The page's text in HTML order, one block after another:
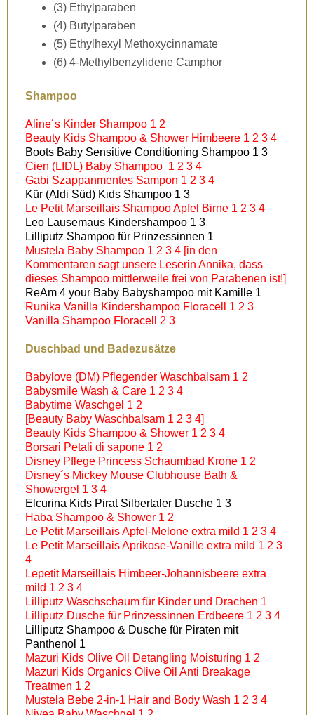
(3) Ethylparaben
(4) Butylparaben
(5) Ethylhexyl Methoxycinnamate
(6) 4-Methylbenzylidene Camphor
Shampoo
Aline´s Kinder Shampoo 1 2
Beauty Kids Shampoo & Shower Himbeere 1 2 3 4
Boots Baby Sensitive Conditioning Shampoo 1 3
Cien (LIDL) Baby Shampoo 1 2 3 4
Gabi Szappanmentes Sampon 1 2 3 4
Kür (Aldi Süd) Kids Shampoo 1 3
Le Petit Marseillais Shampoo Apfel Birne 1 2 3 4
Leo Lausemaus Kindershampoo 1 3
Lilliputz Shampoo für Prinzessinnen 1
Mustela Baby Shampoo 1 2 3 4 [in den
Kommentaren sagt unsere Leserin Annika, dass
dieses Shampoo mittlerweile frei von Parabenen ist!]
ReAm 4 your Baby Babyshampoo mit Kamille 1
Runika Vanilla Kindershampoo Floracell 1 2 3
Vanilla Shampoo Floracell 2 3
Duschbad und Badezusätze
Babylove (DM) Pflegender Waschbalsam 1 2
Babysmile Wash & Care 1 2 3 4
Babytime Waschgel 1 2
[Beauty Baby Waschbalsam 1 2 3 4]
Beauty Kids Shampoo & Shower 1 2 3 4
Borsari Petali di sapone 1 2
Disney Pflege Princess Schaumbad Krone 1 2
Disney´s Mickey Mouse Clubhouse Bath &
Showergel 1 3 4
Elcurina Kids Pirat Silbertaler Dusche 1 3
Haba Shampoo & Shower 1 2
Le Petit Marseillais Apfel-Melone extra mild 1 2 3 4
Le Petit Marseillais Aprikose-Vanille extra mild 1 2 3
4
Lepetit Marseillais Himbeer-Johannisbeere extra
mild 1 2 3 4
Lilliputz Waschschaum für Kinder und Drachen 1
Lilliputz Dusche für Prinzessinnen Erdbeere 1 2 3 4
Lilliputz Shampoo & Dusche für Piraten mit
Panthenol 1
Mazuri Kids Olive Oil Detangling Moisturing 1 2
Mazuri Kids Organics Olive Oil Anti Breakage
Treatmen 1 2
Mustela Bebe 2-in-1 Hair and Body Wash 1 2 3 4